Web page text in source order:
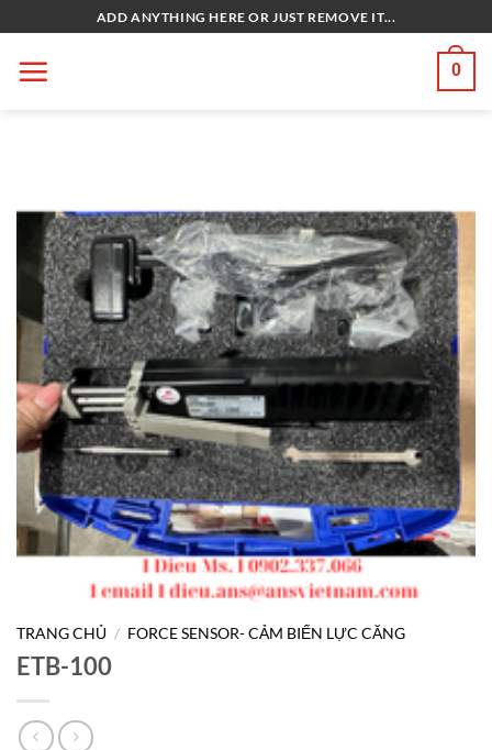
qua
nội
ADD ANYTHING HERE OR JUST REMOVE IT...
0
TRANG CHỦ / FORCE SENSOR- CẢM BIẾN LỰC CĂNG
ETB-100